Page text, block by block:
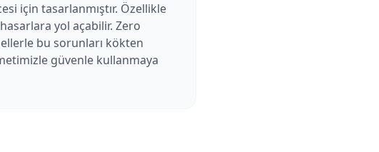
için tasarlanmıştır. Özellikle
yol açabilir. Zero
bu sorunları kökten
güvenle kullanmaya